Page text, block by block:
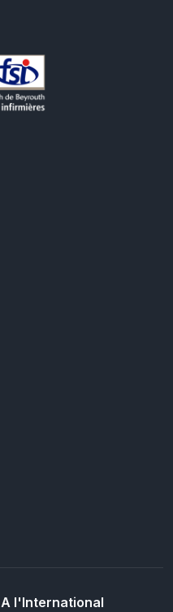
A l'International